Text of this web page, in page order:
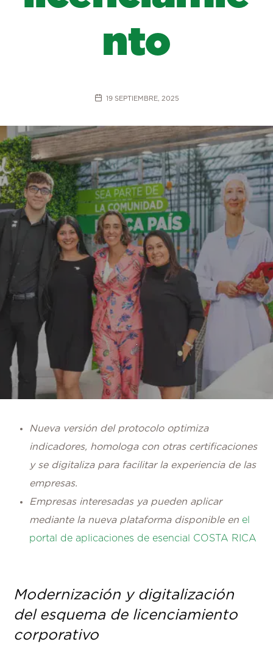
nto
19 SEPTIEMBRE, 2025
Nueva versión del protocolo optimiza
indicadores, homologa con otras certificaciones
y se digitaliza para facilitar la experiencia de las
empresas.
Empresas interesadas ya pueden aplicar
mediante la nueva plataforma disponible en el
portal de aplicaciones de esencial COSTA RICA
Modernización y digitalización
del esquema de licenciamiento
corporativo